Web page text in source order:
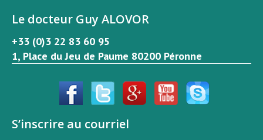
Le docteur Guy ALOVOR
+33 (0)3 22 83 60 95
1, Place du Jeu de Paume 80200 Péronne
S’inscrire au courriel